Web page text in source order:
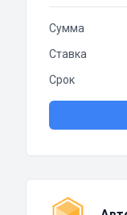
Сумма
Ставка
Срок